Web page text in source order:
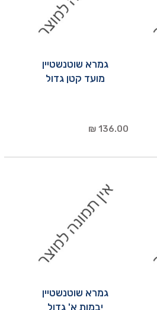
גמרא שוטנשטיין
מועד קטן גדול
136.00 ₪
גמרא שוטנשטיין
יבמות א' גדול